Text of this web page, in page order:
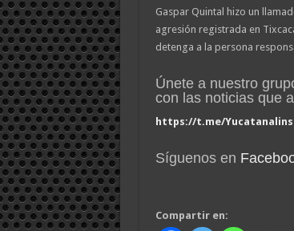
Gaspar Quintal hizo un
agresión registrada en
detenga a la persona
Únete a nuestro
con las noticias que
https://t.me/
Síguenos en
Compartir en: